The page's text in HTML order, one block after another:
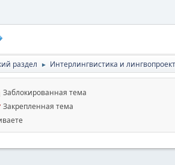
раздел ► Интерлингвистика и
Заблокированная тема
Закрепленная тема